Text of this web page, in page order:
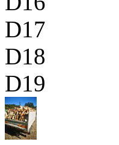
D17
D18
D19